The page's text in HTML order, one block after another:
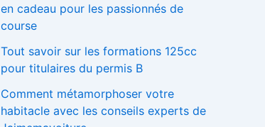
en cadeau pour les passionnés de
course
Tout savoir sur les formations 125cc
pour titulaires du permis B
Comment métamorphoser votre
habitacle avec les conseils experts de